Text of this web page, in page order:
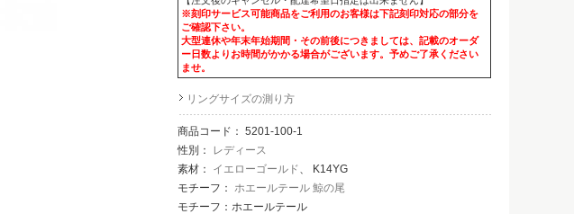
※刻印サービス可能商品をご利用のお客様は下記刻印対応の部分を
ご確認下さい。
大型連休や年末年始期間・その前後につきましては、記載のオーダ
ー日数よりお時間がかかる場合がございます。予めご了承ください
ませ。
リングサイズの測り方
商品コード： 5201-100-1
性別：
レディース
素材： イエローゴールド、 K14YG
モチーフ： ホエールテール 鯨の尾
モチーフ：ホエールテール